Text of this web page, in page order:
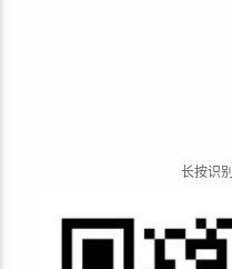
长按识别